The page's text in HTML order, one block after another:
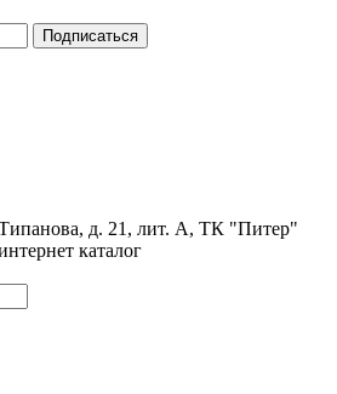
Типанова, д. 21, лит. А, ТК "Питер"
каталог